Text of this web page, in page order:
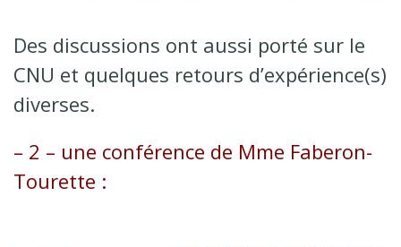
Des discussions ont aussi porté sur le
CNU et quelques retours d’expérience(s)
diverses.
– 2 – une conférence de Mme Faberon-
Tourette :